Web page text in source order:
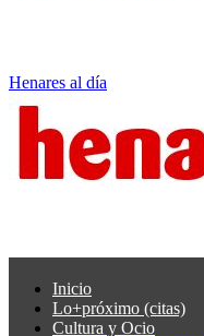
Henares al día
Inicio
Lo+próximo (citas)
Cultura y Ocio